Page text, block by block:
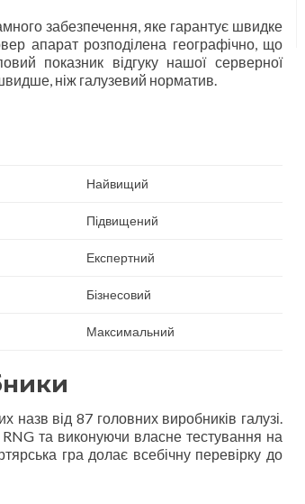
забезпечення, яке гарантує швидке
апарат розподілена географічно, що
показник відгуку нашої серверної
ніж галузевий норматив.
Найвищий
Підвищений
Експертний
Бізнесовий
Максимальний
від 87 головних виробників галузі.
та виконуючи власне тестування на
гра долає всебічну перевірку до